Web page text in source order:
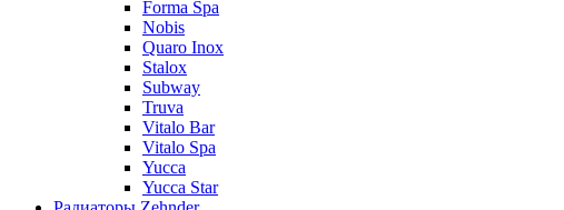
Forma Spa
Nobis
Quaro Inox
Stalox
Subway
Truva
Vitalo Bar
Vitalo Spa
Yucca
Yucca Star